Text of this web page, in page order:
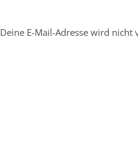
Deine E-Mail-Adresse wird nicht